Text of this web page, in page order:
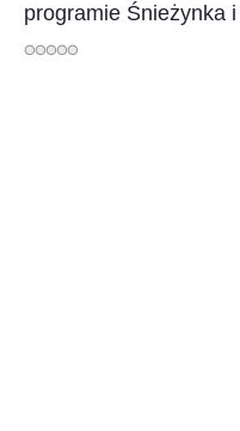
programie Śnieżynka